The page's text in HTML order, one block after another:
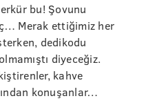
bu! Şovunu
Merak ettiğimiz her
dedikodu
diyeceğiz.
kahve
konuşanlar…